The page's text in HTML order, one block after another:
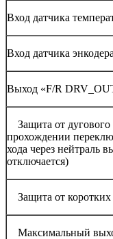
Вход датчика
Вход датчика
Выход «F/R
Защита от дугового
прохождении
хода через нейтраль
отключается)
Защита от
Максимальный